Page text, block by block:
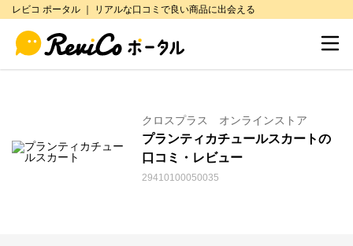
レビコ ポータル ｜ リアルな口コミで良い商品に出会える
クロスプラス オンラインストア
プランティカチュールスカートの
口コミ・レビュー
29410100050035